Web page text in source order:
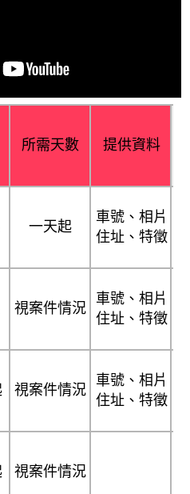
所需天數 提供資料
一天起
車號、相片
住址、特徵
視案件情況
車號、相片
住址、特徵
視案件情況
車號、相片
住址、特徵
視案件情況